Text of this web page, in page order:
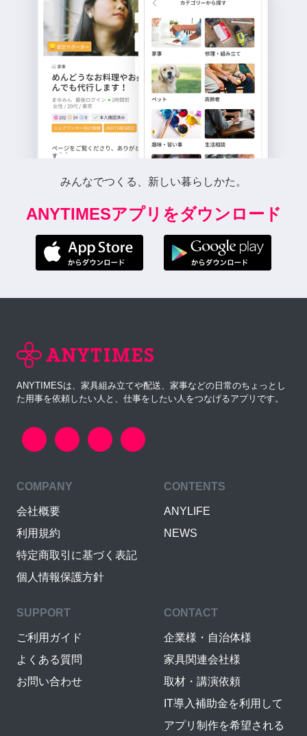
みんなでつくる、新しい暮らしかた。
ANYTIMESアプリをダウンロード
ANYTIMESは、家具組み立てや配送、家事などの日常のちょっとし
た用事を依頼したい人と、仕事をしたい人をつなげるアプリです。
COMPANY
会社概要
利用規約
特定商取引に基づく表記
個人情報保護方針
CONTENTS
ANYLIFE
NEWS
SUPPORT
ご利用ガイド
よくある質問
お問い合わせ
CONTACT
企業様・自治体様
家具関連会社様
取材・講演依頼
IT導入補助金を利用して
アプリ制作を希望される